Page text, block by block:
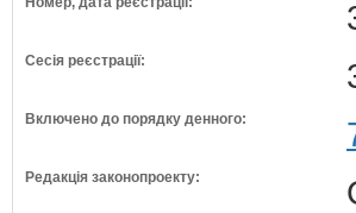
Сесія реєстрації:
Включено до порядку денного:
Редакція законопроекту: